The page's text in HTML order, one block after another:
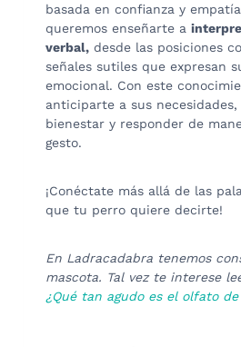
basada en confianza y
queremos enseñarte a
verbal, desde las posiciones
señales sutiles que expresan
emocional. Con este
anticiparte a sus
bienestar y responder de
gesto.
¡Conéctate más allá de las
que tu perro quiere decirte!
En Ladracadabra tenemos
mascota. Tal vez te interese
¿Qué tan agudo es el olfato